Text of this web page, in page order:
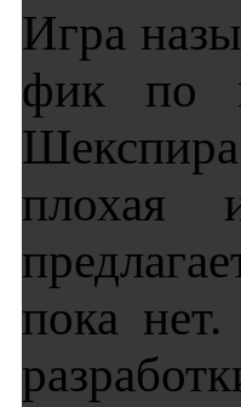
Игра
фик по
плохая
пока